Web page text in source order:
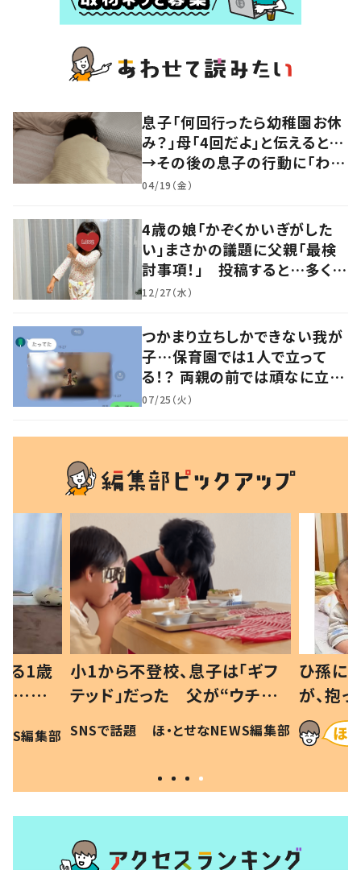
息子「何回行ったら幼稚園お休
み？」母「4回だよ」と伝えると…
→その後の息子の行動に「わか
るよその気持ち」「うちの子も！」
04/19（金）
4歳の娘「かぞくかいぎがした
い」まさかの議題に父親「最検
討事項！」 投稿すると…多くの
意見が寄せられる！
12/27（水）
つかまり立ちしかできない我が
子…保育園では1人で立って
る！？ 両親の前では頑なに立た
ない1歳児が可愛すぎる…！
07/25（火）
る1歳
…母
現行
編集部
小1から不登校、息子は「ギフ
テッド」だった 父が“ウチ給
食”を作り続ける理由とは #令
和の親 #令和の子
SNSで話題 ほ・とせなNEWS編集部
ひ孫に
が、抱
に「涙
方ない」